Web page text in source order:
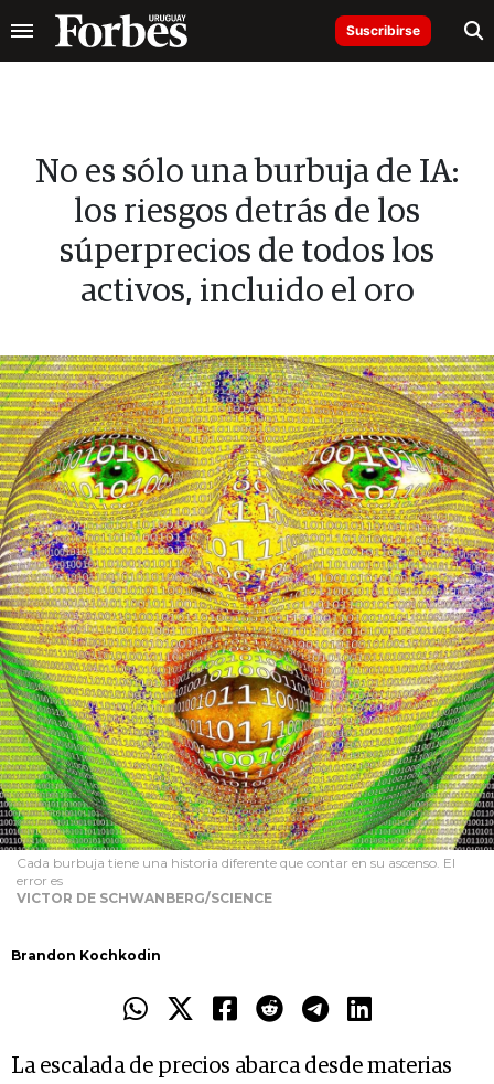
Suscribirse
No es sólo una burbuja de IA:
los riesgos detrás de los
súperprecios de todos los
activos, incluido el oro
Cada burbuja tiene una historia diferente que contar en su ascenso. El
error es
VICTOR DE SCHWANBERG/SCIENCE
Brandon Kochkodin
La escalada de precios abarca desde materias